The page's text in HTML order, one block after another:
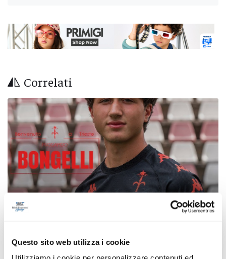
Questo sito web utilizza i cookie
Correlati
Calcio Serie C - Bongelli lascia la Samb e passa